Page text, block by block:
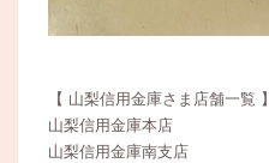
【 山梨信用金庫さま店舗一覧 】
山梨信用金庫本店
山梨信用金庫南支店